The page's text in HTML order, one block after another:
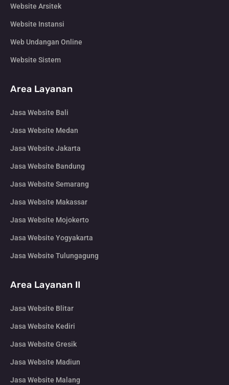
Website Arsitek
Website Instansi
Web Undangan Online
Website Sistem
Area Layanan
Jasa Website Bali
Jasa Website Medan
Jasa Website Jakarta
Jasa Website Bandung
Jasa Website Semarang
Jasa Website Makassar
Jasa Website Mojokerto
Jasa Website Yogyakarta
Jasa Website Tulungagung
Area Layanan II
Jasa Website Blitar
Jasa Website Kediri
Jasa Website Gresik
Jasa Website Madiun
Jasa Website Malang